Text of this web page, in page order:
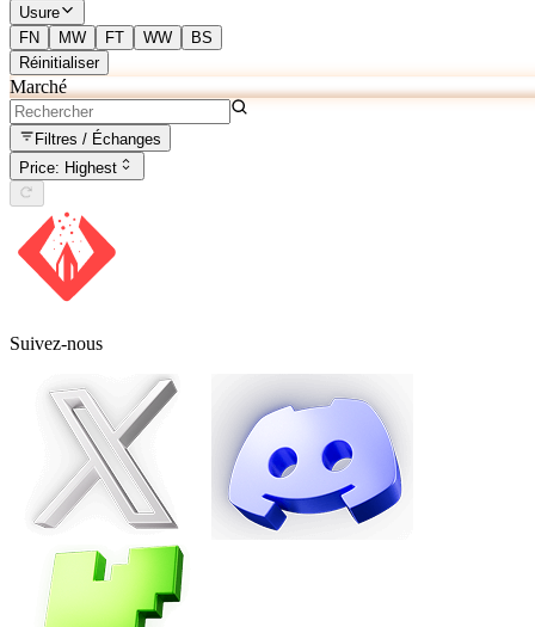
Usure
FN
MW FT WW
BS
Réinitialiser
Marché
Filtres / Échanges
Price: Highest
Suivez-nous